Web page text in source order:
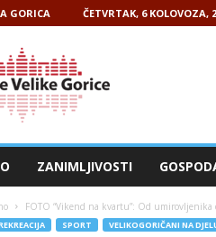
GORICA ČETVRTAK, 6 KOLOVOZA,
ZANIMLJIVOSTI
FOTO “Vikend na kvartu”: Od
SPORT VELIKOGORIČANI NA